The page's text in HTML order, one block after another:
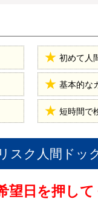
初めて人
基本的な
短時間で
スク人間ドッ
望日を押し